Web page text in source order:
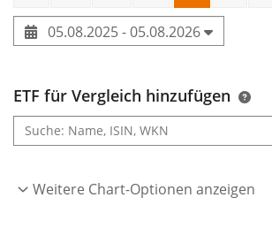
05.08.2025 - 05.08.2026
ETF für Vergleich hinzufügen
Weitere Chart-Optionen anzeigen